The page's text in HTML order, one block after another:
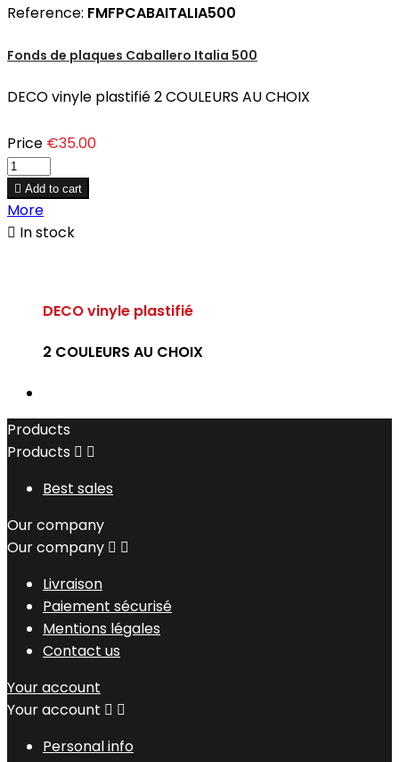
Reference: FMFPCABAITALIA500
Fonds de plaques Caballero Italia 500
DECO vinyle plastifié 2 COULEURS AU CHOIX
Price €35.00
 Add to cart
More
 In stock
DECO vinyle plastifié
2 COULEURS AU CHOIX
Products
Products  
Best sales
Our company
Our company  
Livraison
Paiement sécurisé
Mentions légales
Contact us
Your account
Your account  
Personal info